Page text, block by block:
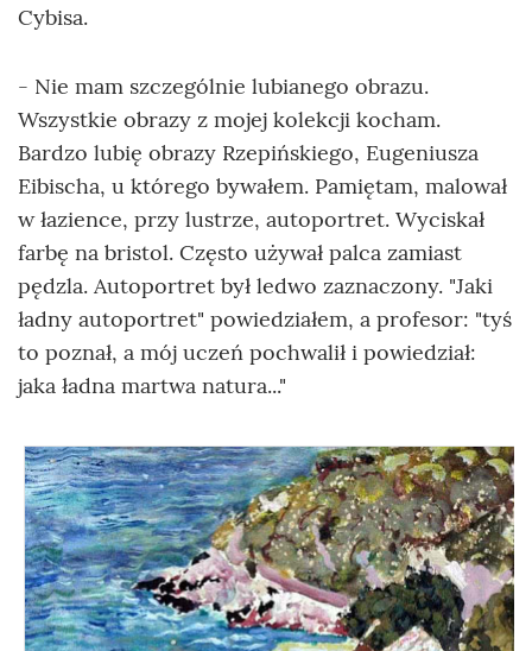
Cybisa.
- Nie mam szczególnie lubianego obrazu.
Wszystkie obrazy z mojej kolekcji kocham.
Bardzo lubię obrazy Rzepińskiego, Eugeniusza
Eibischa, u którego bywałem. Pamiętam, malował
w łazience, przy lustrze, autoportret. Wyciskał
farbę na bristol. Często używał palca zamiast
pędzla. Autoportret był ledwo zaznaczony. "Jaki
ładny autoportret" powiedziałem, a profesor: "tyś
to poznał, a mój uczeń pochwalił i powiedział:
jaka ładna martwa natura..."